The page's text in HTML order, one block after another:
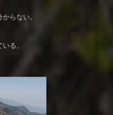
らない。
る。